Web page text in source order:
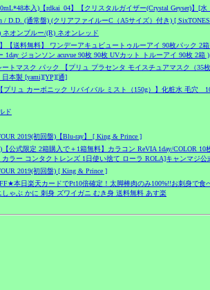
本入)【rdkai_04】【クリスタルガイザー(Crystal Geyser)】[
/ D.D. (通常盤) (クリアファイルーC（A5サイズ）付き) [
ネオンブルー/(R) ネオンレッド
【送料無料】 ワンデーアキュビュートゥルーアイ 90枚パック 2
1day ジョンソン acuvue 90枚 90枚 UVカット トルーアイ 90枚 2箱 )
ートマスク パック 【プリュ プラセンタ モイスチュアマスク（35
本製 [yami][YP][通]
プリュ カーボニック リバイバル ミスト（150g）】化粧水 毛
ド
2019(初回盤)【Blu-ray】 [ King & Prince ]
公式限定 2箱購入で＋1箱無料】カラコン ReVIA 1day/COLOR
ラー コンタクトレンズ 1日使い捨て ローラ ROLA]キャンマジ公
2019(初回盤) [ King & Prince ]
本日楽天カードでPt10倍確定！太脚棒肉のみ100%!!お刺身で
しゃぶ かに 刺身 ズワイガニ むき身 送料無料 あす楽